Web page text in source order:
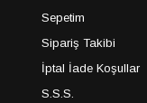
Sepetim
Sipariş Takibi
İptal İade Koşullar
S.S.S.